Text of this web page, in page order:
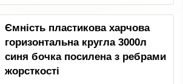
Ємність пластикова харчова
горизонтальна кругла 3000л
синя бочка посилена з ребрами
жорсткості